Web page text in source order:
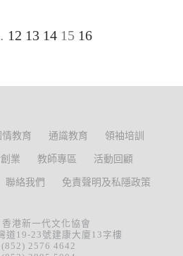
12 13 14 15 16
情教育 通識教育 領袖培訓
業 教師專區 活動回顧
聯絡我們 免責聲明及私隱政策
香港新一代文化協會
道19-23號建康大廈13字樓
2576 4642